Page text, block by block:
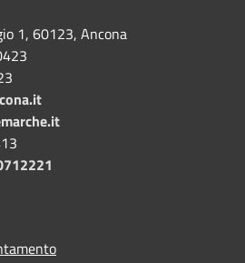
1, 60123, Ancona